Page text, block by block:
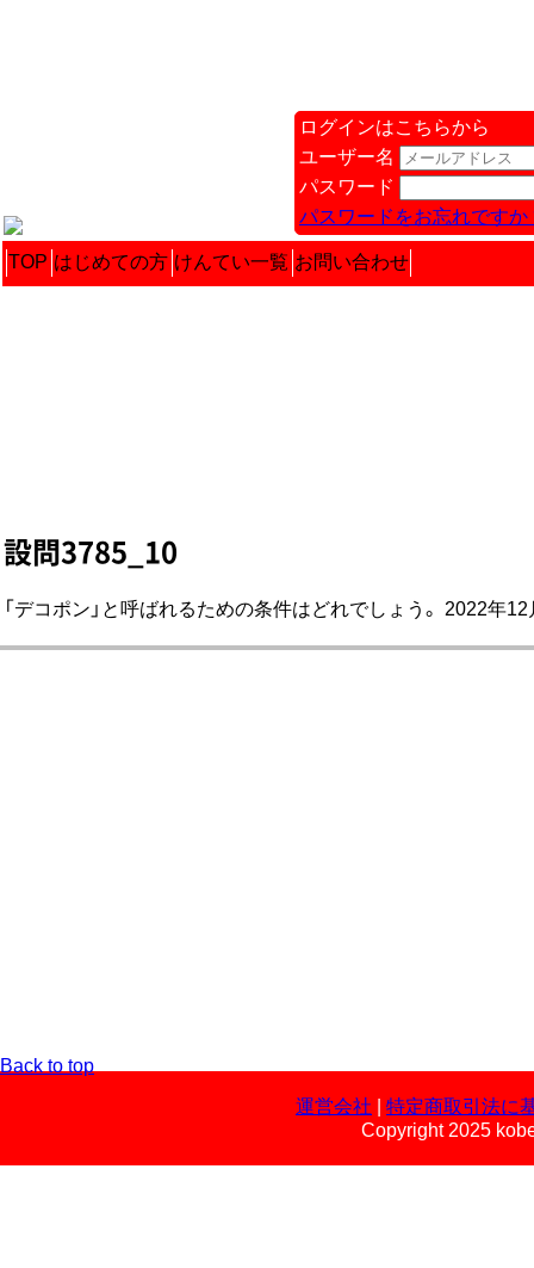
ログインはこちらから
ユーザー名
パスワード
パスワードをお忘れですか
TOP はじめての方 けんてい一覧 お問い合わせ
設問3785_10
「デコポン」と呼ばれるための条件はどれでしょう。 2022年12
Back to top
運営会社
特定商取引法に
Copyright 2025